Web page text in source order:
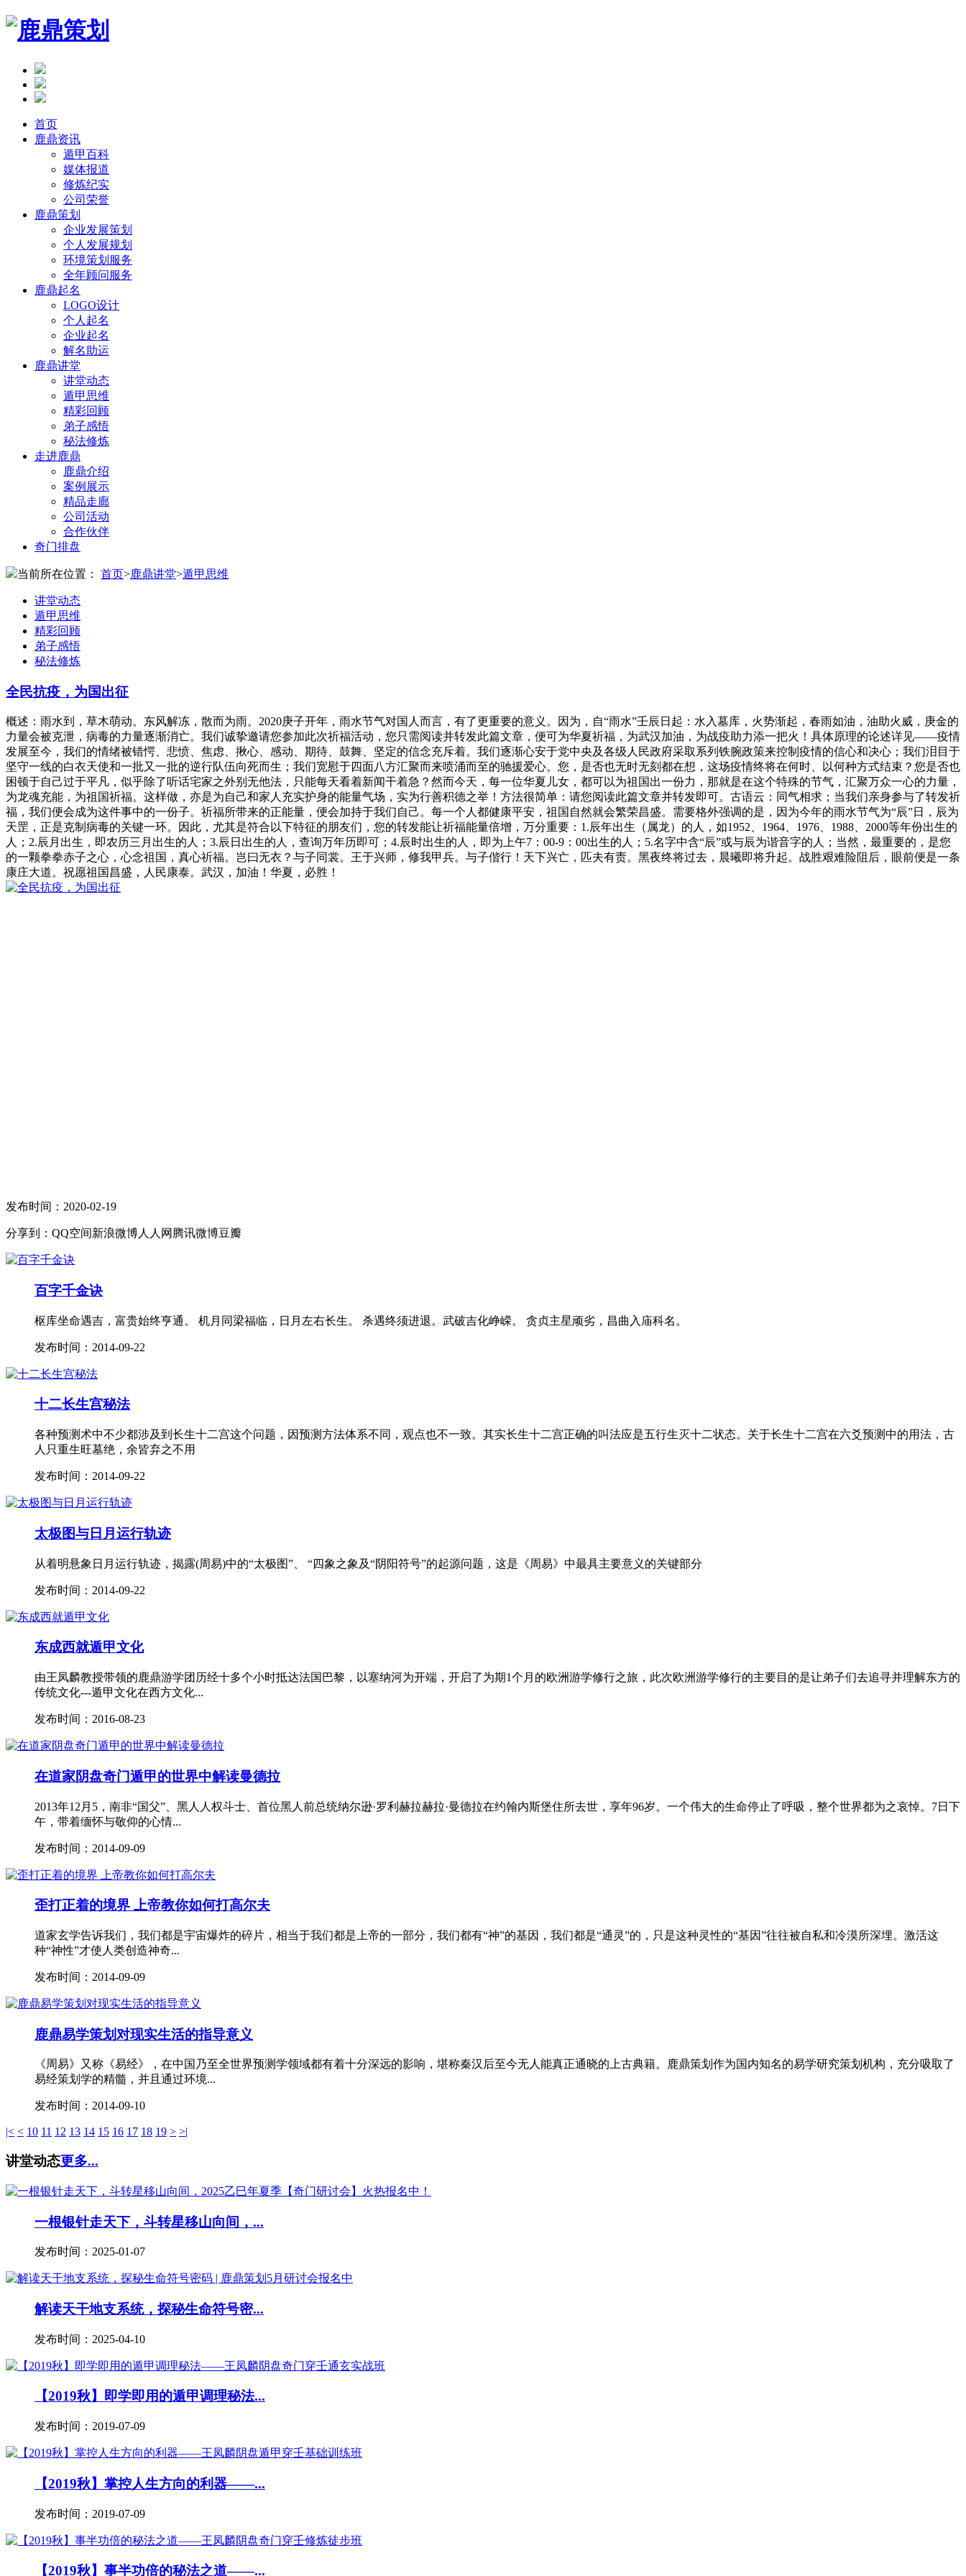
首页
鹿鼎资讯
遁甲百科
媒体报道
修炼纪实
公司荣誉
鹿鼎策划
企业发展策划
个人发展规划
环境策划服务
全年顾问服务
鹿鼎起名
LOGO设计
个人起名
企业起名
解名助运
鹿鼎讲堂
讲堂动态
遁甲思维
精彩回顾
弟子感悟
秘法修炼
走进鹿鼎
鹿鼎介绍
案例展示
精品走廊
公司活动
合作伙伴
奇门排盘
当前所在位置： 首页>鹿鼎讲堂>遁甲思维
讲堂动态
遁甲思维
精彩回顾
弟子感悟
秘法修炼
全民抗疫，为国出征
概述：雨水到，草木萌动。东风解冻，散而为雨。2020庚子开年，雨水节气对国人而言，有了更重要的意义。因为，自“雨水”壬辰日起：水入墓库，火势渐起，春雨如油，油助火威，庚金的
力量会被克泄，病毒的力量逐渐消亡。我们诚挚邀请您参加此次祈福活动，您只需阅读并转发此篇文章，便可为华夏祈福，为武汉加油，为战疫助力添一把火！具体原理的论述详见——疫情
发展至今，我们的情绪被错愕、悲愤、焦虑、揪心、感动、期待、鼓舞、坚定的信念充斥着。我们逐渐心安于党中央及各级人民政府采取系列铁腕政策来控制疫情的信心和决心；我们泪目于
坚守一线的白衣天使和一批又一批的逆行队伍向死而生；我们宽慰于四面八方汇聚而来喷涌而至的驰援爱心。您，是否也无时无刻都在想，这场疫情终将在何时、以何种方式结束？您是否也
困顿于自己过于平凡，似乎除了听话宅家之外别无他法，只能每天看着新闻干着急？然而今天，每一位华夏儿女，都可以为祖国出一份力，那就是在这个特殊的节气，汇聚万众一心的力量，
为龙魂充能，为祖国祈福。这样做，亦是为自己和家人充实护身的能量气场，实为行善积德之举！方法很简单：请您阅读此篇文章并转发即可。古语云：同气相求；当我们亲身参与了转发祈
福，我们便会成为这件事中的一份子。祈福所带来的正能量，便会加持于我们自己。每一个人都健康平安，祖国自然就会繁荣昌盛。需要格外强调的是，因为今年的雨水节气为“辰”日，辰为
天罡，正是克制病毒的关键一环。因此，尤其是符合以下特征的朋友们，您的转发能让祈福能量倍增，万分重要：1.辰年出生（属龙）的人，如1952、1964、1976、1988、2000等年份出生的
人；2.辰月出生，即农历三月出生的人；3.辰日出生的人，查询万年历即可；4.辰时出生的人，即为上午7：00-9：00出生的人；5.名字中含“辰”或与辰为谐音字的人；当然，最重要的，是您
的一颗拳拳赤子之心，心念祖国，真心祈福。岂曰无衣？与子同裳。王于兴师，修我甲兵。与子偕行！天下兴亡，匹夫有责。黑夜终将过去，晨曦即将升起。战胜艰难险阻后，眼前便是一条
康庄大道。祝愿祖国昌盛，人民康泰。武汉，加油！华夏，必胜！
发布时间：2020-02-19
分享到： QQ空间新浪微博人人网 腾讯微博豆瓣
百字千金诀
枢库坐命遇吉，富贵始终亨通。 机月同梁福临，日月左右长生。 杀遇终须进退。武破吉化峥嵘。 贪贞主星顽劣，昌曲入庙科名。
发布时间：2014-09-22
十二长生宫秘法
各种预测术中不少都涉及到长生十二宫这个问题，因预测方法体系不同，观点也不一致。其实长生十二宫正确的叫法应是五行生灭十二状态。关于长生十二宫在六爻预测中的用法，古
人只重生旺墓绝，余皆弃之不用
发布时间：2014-09-22
太极图与日月运行轨迹
从着明悬象日月运行轨迹，揭露(周易)中的“太极图”、 “四象之象及“阴阳符号”的起源问题，这是《周易》中最具主要意义的关键部分
发布时间：2014-09-22
东成西就遁甲文化
由王凤麟教授带领的鹿鼎游学团历经十多个小时抵达法国巴黎，以塞纳河为开端，开启了为期1个月的欧洲游学修行之旅，此次欧洲游学修行的主要目的是让弟子们去追寻并理解东方的
传统文化---遁甲文化在西方文化...
发布时间：2016-08-23
在道家阴盘奇门遁甲的世界中解读曼德拉
2013年12月5，南非“国父”、黑人人权斗士、首位黑人前总统纳尔逊·罗利赫拉赫拉·曼德拉在约翰内斯堡住所去世，享年96岁。一个伟大的生命停止了呼吸，整个世界都为之哀悼。7日下
午，带着缅怀与敬仰的心情...
发布时间：2014-09-09
歪打正着的境界 上帝教你如何打高尔夫
道家玄学告诉我们，我们都是宇宙爆炸的碎片，相当于我们都是上帝的一部分，我们都有“神”的基因，我们都是“通灵”的，只是这种灵性的“基因”往往被自私和冷漠所深埋。激活这
种“神性”才使人类创造神奇...
发布时间：2014-09-09
鹿鼎易学策划对现实生活的指导意义
《周易》又称《易经》，在中国乃至全世界预测学领域都有着十分深远的影响，堪称秦汉后至今无人能真正通晓的上古典籍。鹿鼎策划作为国内知名的易学研究策划机构，充分吸取了
易经策划学的精髓，并且通过环境...
发布时间：2014-09-10
|< < 10 11 12 13 14 15 16 17 18 19 > >|
讲堂动态更多...
一根银针走天下，斗转星移山向间，...
发布时间：2025-01-07
解读天干地支系统，探秘生命符号密...
发布时间：2025-04-10
【2019秋】即学即用的遁甲调理秘法...
发布时间：2019-07-09
【2019秋】掌控人生方向的利器——...
发布时间：2019-07-09
【2019秋】事半功倍的秘法之道——...